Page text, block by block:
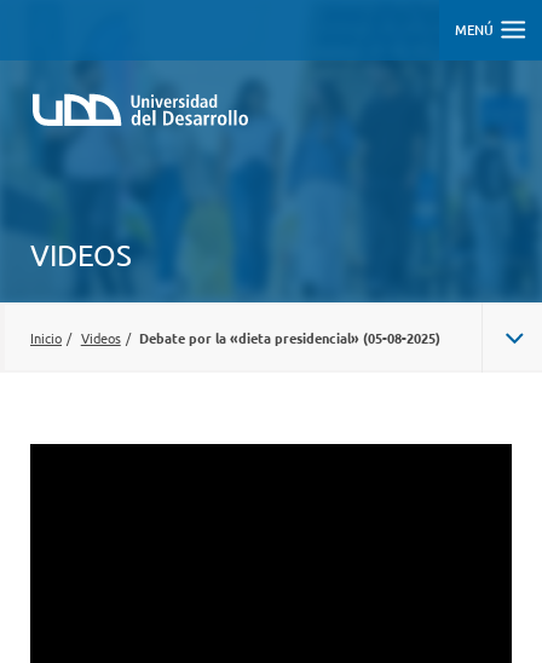
MENÚ
VIDEOS
Inicio / Videos / Debate por la «dieta presidencial» (05-08-2025)